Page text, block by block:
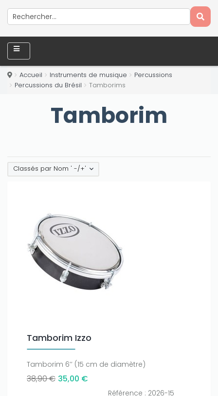
Accueil Instruments de musique
Percussions
Percussions du Brésil
Tamborims
Tamborim
Classés par Nom ' -/+'
Tamborim Izzo
Tamborim 6’’ (15 cm de diamètre)
38,90 € 35,00 €
Référence : 2026-15
Only play at Joo casino
if you really want to win a huge
amount on your credits!